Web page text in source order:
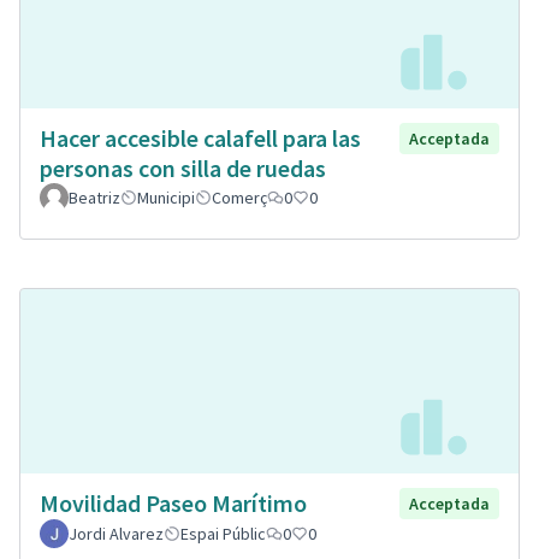
Hacer accesible calafell para las
personas con silla de ruedas
Acceptada
Beatriz Municipi Comerç 0 0
Movilidad Paseo Marítimo
Acceptada
Jordi Alvarez
Espai Públic 0 0